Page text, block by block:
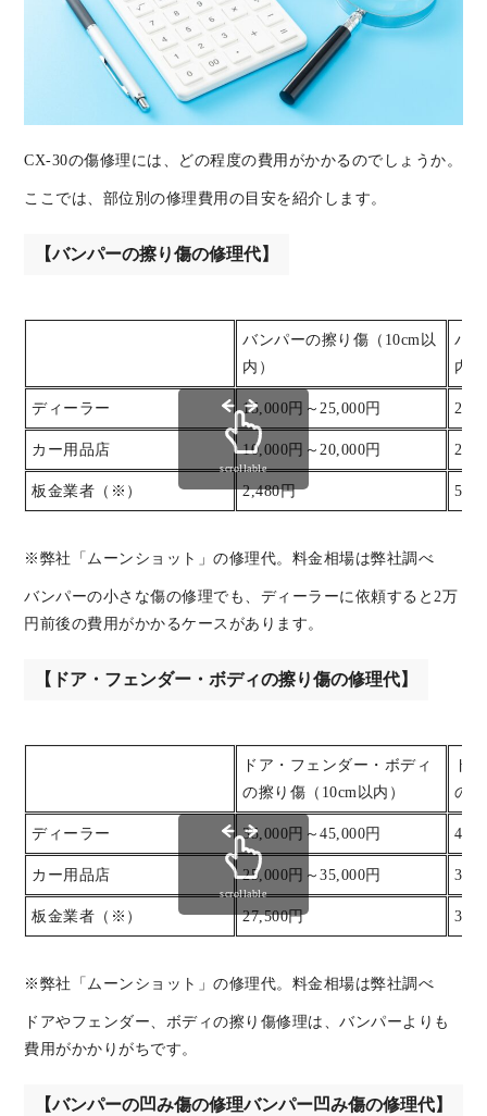
CX-30の傷修理には、どの程度の費用がかかるのでしょうか。
ここでは、部位別の修理費用の目安を紹介します。
【バンパーの擦り傷の修理代】
バンパーの擦り傷（10cm以
内）
バ
内）
ディーラー 15,000円～25,000円
カー用品店 10,000円～20,000円
板金業者（※） 2,480円
scrollable
※弊社「ムーンショット」の修理代。料金相場は弊社調べ
バンパーの小さな傷の修理でも、ディーラーに依頼すると2万
円前後の費用がかかるケースがあります。
【ドア・フェンダー・ボディの擦り傷の修理代】
ドア・フェンダー・ボディ
の擦り傷（10cm以内）
ド
の
ディーラー 35,000円～45,000円
カー用品店 25,000円～35,000円
板金業者（※） 27,500円
scrollable
※弊社「ムーンショット」の修理代。料金相場は弊社調べ
ドアやフェンダー、ボディの擦り傷修理は、バンパーよりも
費用がかかりがちです。
【バンパーの凹み傷の修理バンパー凹み傷の修理代】